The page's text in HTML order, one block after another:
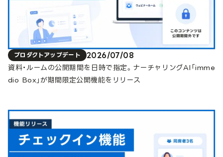
プロダクトアップデート
2026/07/08
資料・ルームの公開期間を日時で指定。ナーチャリングAI「imme
dio Box」が期間限定公開機能をリリース